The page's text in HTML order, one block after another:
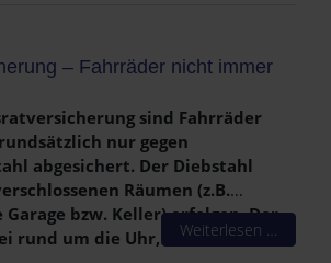
die einer Neuerrichtung
ist, dass das
weiterhin erkennbar die
– Fahrräder nicht immer
sind Fahrräder
nur gegen
abgesichert. Der Diebstahl
Räumen (z.B.
Garage bzw. Keller) erfolgen. Der
rund um die Uhr, auch während
Weiterlesen …